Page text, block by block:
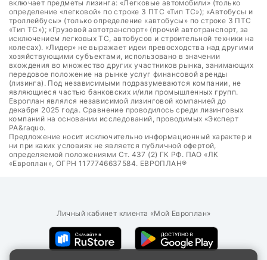
включает предметы лизинга: «Легковые автомобили» (только
определение «легковой» по строке 3 ПТС «Тип ТС»); «Автобусы и
троллейбусы» (только определение «автобусы» по строке 3 ПТС
«Тип ТС»); «Грузовой автотранспорт» (прочий автотранспорт, за
исключением легковых ТС, автобусов и строительной техники на
колесах). «Лидер» не выражает идеи превосходства над другими
хозяйствующими субъектами, использовано в значении
вхождения во множество других участников рынка, занимающих
передовое положение на рынке услуг финансовой аренды
(лизинга). Под независимыми подразумеваются компании, не
являющиеся частью банковских и/или промышленных групп.
Европлан являлся независимой лизинговой компанией до
декабря 2025 года. Сравнение проводилось среди лизинговых
компаний на основании исследований, проводимых «Эксперт
РА&raquo.
Предложение носит исключительно информационный характер и
ни при каких условиях не является публичной офертой,
определяемой положениями Ст. 437 (2) ГК РФ. ПАО «ЛК
«Европлан», ОГРН 1177746637584. ЕВРОПЛАН®
Личный кабинет клиента «Мой Европлан»